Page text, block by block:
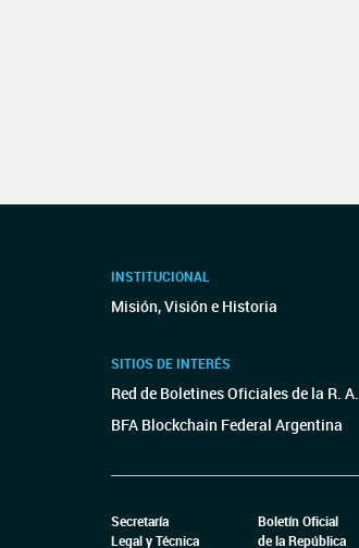
INSTITUCIONAL
Misión, Visión e Historia
SITIOS DE INTERÉS
Red de Boletines Oficiales de la R. A.
BFA Blockchain Federal Argentina
Secretaría
Legal y Técnica
Boletín Oficial
de la República